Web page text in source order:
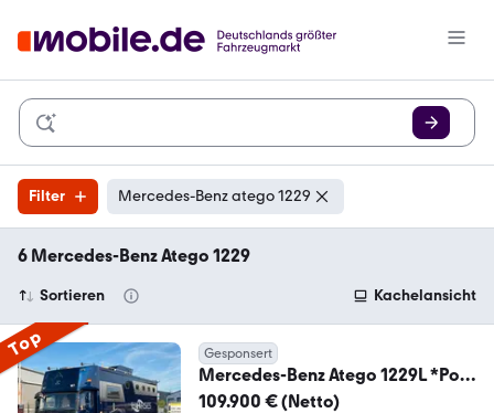
Filter Mercedes-Benz atego 1229
6 Mercedes-Benz Atego 1229
Sortieren Kachelansicht
Top Gesponsert
Mercedes-Benz Atego 1229L *Pop
Out, 4 Boxen, 2 Rampen* TOP DE
109.900 € (Netto)